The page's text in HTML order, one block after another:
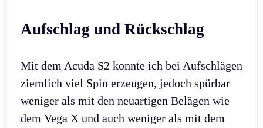
Aufschlag und Rückschlag
Mit dem Acuda S2 konnte ich bei Aufschlägen
ziemlich viel Spin erzeugen, jedoch spürbar
weniger als mit den neuartigen Belägen wie
dem Vega X und auch weniger als mit dem